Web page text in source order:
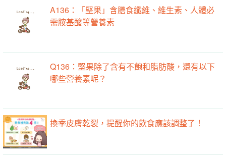
A136：「堅果」含膳食纖維、維生素、人體必
需胺基酸等營養素
Q136：堅果除了含有不飽和脂肪酸，還有以下
哪些營養素呢？
換季皮膚乾裂，提醒你的飲食應該調整了！